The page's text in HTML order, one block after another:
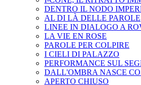
DENTRO IL NODO
AL DI LÀ DELLE PAROLE
LINEE IN DIALOGO A
LA VIE EN ROSE
PAROLE PER COLPIRE
I CIELI DI PALAZZO
PERFORMANCE SUL
DALL'OMBRA NASCE
APERTO CHIUSO